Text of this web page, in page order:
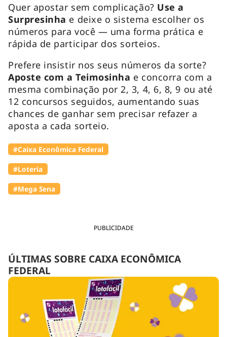
PUBLICIDADE
ÚLTIMAS SOBRE CAIXA ECONÔMICA
FEDERAL
Quer apostar sem complicação? Use a
Surpresinha e deixe o sistema escolher os
números para você — uma forma prática e
rápida de participar dos sorteios.
Prefere insistir nos seus números da sorte?
Aposte com a Teimosinha e concorra com a
mesma combinação por 2, 3, 4, 6, 8, 9 ou até
12 concursos seguidos, aumentando suas
chances de ganhar sem precisar refazer a
aposta a cada sorteio.
#Caixa Econômica Federal
#Loteria
#Mega Sena